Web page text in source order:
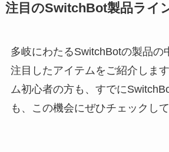
注目のSwitchBot製品ライ
多岐にわたるSwitchBotの製品の
注目したアイテムをご紹介しま
ム初心者の方も、すでに
も、この機会にぜひチェックし